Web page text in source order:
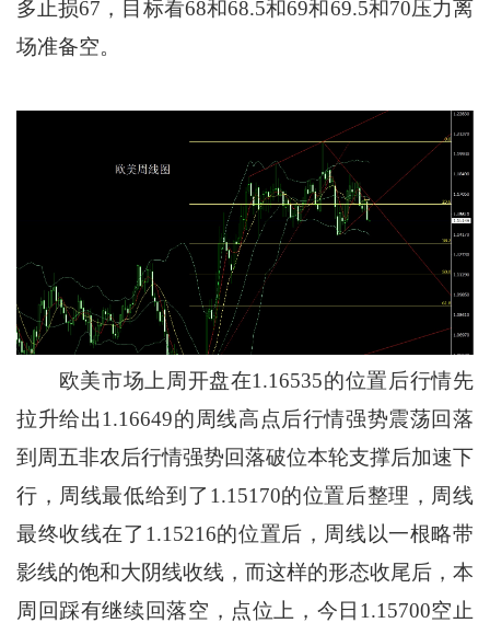
多止损67，目标看68和68.5和69和69.5和70压力离
场准备空。
欧美市场上周开盘在1.16535的位置后行情先
拉升给出1.16649的周线高点后行情强势震荡回落
到周五非农后行情强势回落破位本轮支撑后加速下
行，周线最低给到了1.15170的位置后整理，周线
最终收线在了1.15216的位置后，周线以一根略带
影线的饱和大阴线收线，而这样的形态收尾后，本
周回踩有继续回落空，点位上，今日1.15700空止